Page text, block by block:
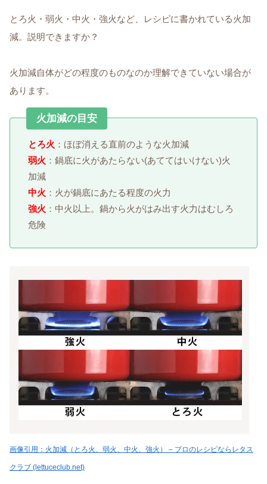
とろ火・弱火・中火・強火など、レシピに書かれている火加
減。説明できますか？
火加減自体がどの程度のものなのか理解できていない場合が
あります。
火加減の目安
とろ火 ：ほぼ消える直前のような火加減
弱火 ：鍋底に火があたらない(あててはいけない)火
加減
中火 ：火が鍋底にあたる程度の火力
強火 ：中火以上。鍋から火がはみ出す火力はむしろ
危険
画像引用：火加減（とろ火、弱火、中火、強火） – プロのレシピならレタス
クラブ (lettuceclub.net)